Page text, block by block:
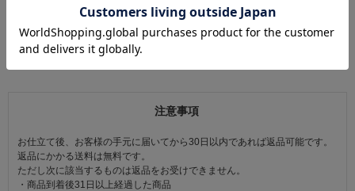
この商品を見た人は
こちらの商品も見ています
注意事項
お仕立て後、お客様の手元に届いてから30日以内であれば返品可能です。
返品にかかる送料は無料です。
ただし次に該当するものは返品をお受けできません。
・商品到着後31日以上経過した商品